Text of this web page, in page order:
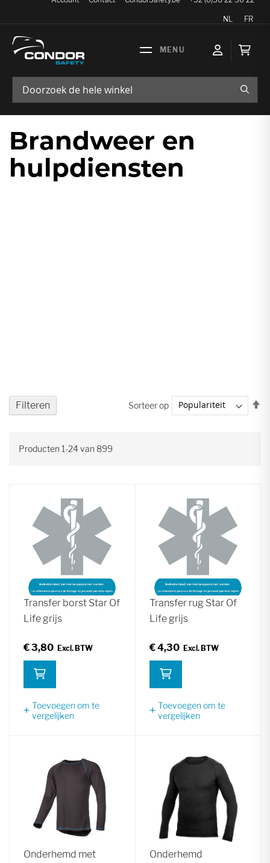
Taal
NL FR
ZOEK
Brandweer en
hulpdiensten
Producten 1-24van 899
Sorteer op
Transfer borst Star Of
Life grijs
€ 3,80
Toevoegen om te
vergelijken
Transfer rug Star Of
Life grijs
€ 4,30
Toevoegen om te
vergelijken
Onderhemd met
Onderhemd
Filteren